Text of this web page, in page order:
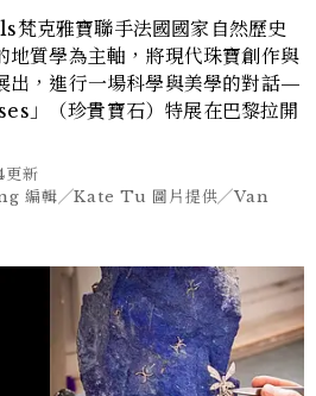
克雅寶聯手法國國家自然歷史
地質學為主軸，將現代珠寶創作與
出，進行一場科學與美學的對話—
」（珍貴寶石）特展在巴黎拉開
更新
編輯╱Kate Tu 圖片提供╱Van